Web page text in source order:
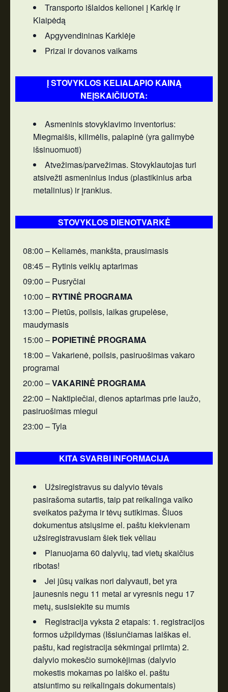
Transporto išlaidos kelionei į Karklę ir
Klaipėdą
Apgyvendininas Karklėje
Prizai ir dovanos vaikams
Į STOVYKLOS KELIALAPIO KAINĄ
NEĮSKAIČIUOTA:
Asmeninis stovyklavimo inventorius:
Miegmaišis, kilimėlis, palapinė (yra galimybė
išsinuomuoti)
Atvežimas/parvežimas. Stovyklautojas turi
atsivežti asmeninius indus (plastikinius arba
metalinius) ir įrankius.
STOVYKLOS DIENOTVARKĖ
08:00 – Keliamės, mankšta, prausimasis
08:45 – Rytinis veiklų aptarimas
09:00 – Pusryčiai
10:00 – RYTINĖ PROGRAMA
13:00 – Pietūs, poilsis, laikas grupelėse,
maudymasis
15:00 – POPIETINĖ PROGRAMA
18:00 – Vakarienė, poilsis, pasiruošimas vakaro
programai
20:00 –VAKARINĖ PROGRAMA
22:00 – Naktipiečiai, dienos aptarimas prie laužo,
pasiruošimas miegui
23:00 – Tyla
KITA SVARBI INFORMACIJA
Užsiregistravus su dalyvio tėvais
pasirašoma sutartis, taip pat reikalinga vaiko
sveikatos pažyma ir tėvų sutikimas. Šiuos
dokumentus atsiųsime el. paštu kiekvienam
užsiregistravusiam šiek tiek vėliau
Planuojama 60 dalyvių, tad vietų skaičius
ribotas!
Jei jūsų vaikas nori dalyvauti, bet yra
jaunesnis negu 11 metai ar vyresnis negu 17
metų, susisiekite su mumis
Registracija vyksta 2 etapais: 1. registracijos
formos užpildymas (Išsiunčiamas laiškas el.
paštu, kad registracija sėkmingai priimta) 2.
dalyvio mokesčio sumokėjimas (dalyvio
mokestis mokamas po laiško el. paštu
atsiuntimo su reikalingais dokumentais)